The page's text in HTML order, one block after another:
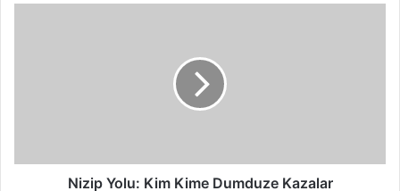
u
Nizip Yolu: Kim Kime Dumduze Kazalar